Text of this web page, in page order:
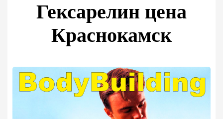
Гексарелин цена
Краснокамск